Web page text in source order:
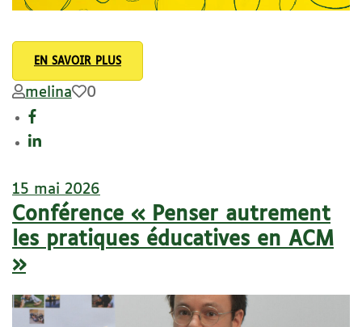
EN SAVOIR PLUS
melina 0
15 mai 2026
Conférence « Penser autrement
les pratiques éducatives en ACM
»